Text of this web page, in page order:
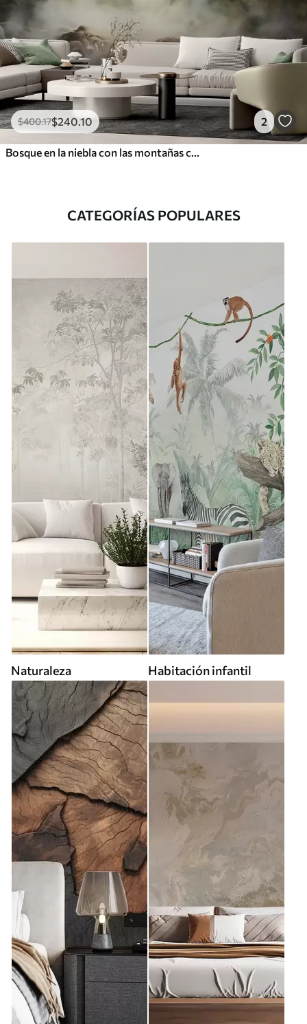
$400.17$240.10 2
CATEGORÍAS POPULARES
Naturaleza Habitación infantil